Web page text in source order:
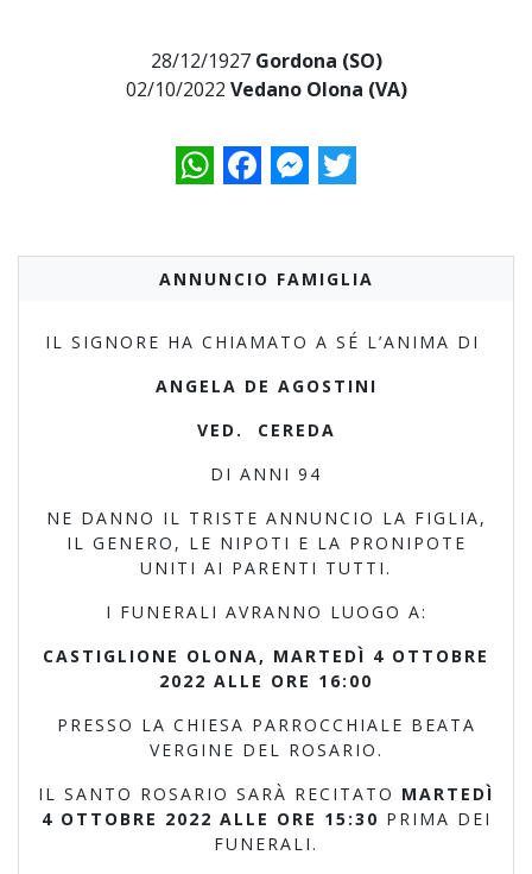
28/12/1927 Gordona (SO)
02/10/2022 Vedano Olona (VA)
WhatsAppFacebookMessenger
Twitter
ANNUNCIO FAMIGLIA
IL SIGNORE HA CHIAMATO A SÉ L’ANIMA DI
ANGELA DE AGOSTINI
VED. CEREDA
DI ANNI 94
NE DANNO IL TRISTE ANNUNCIO LA FIGLIA,
IL GENERO, LE NIPOTI E LA PRONIPOTE
UNITI AI PARENTI TUTTI.
I FUNERALI AVRANNO LUOGO A:
CASTIGLIONE OLONA, MARTEDÌ 4 OTTOBRE
2022 ALLE ORE 16:00
PRESSO LA CHIESA PARROCCHIALE BEATA
VERGINE DEL ROSARIO.
IL SANTO ROSARIO SARÀ RECITATO MARTEDÌ
4 OTTOBRE 2022 ALLE ORE 15:30 PRIMA DEI
FUNERALI.